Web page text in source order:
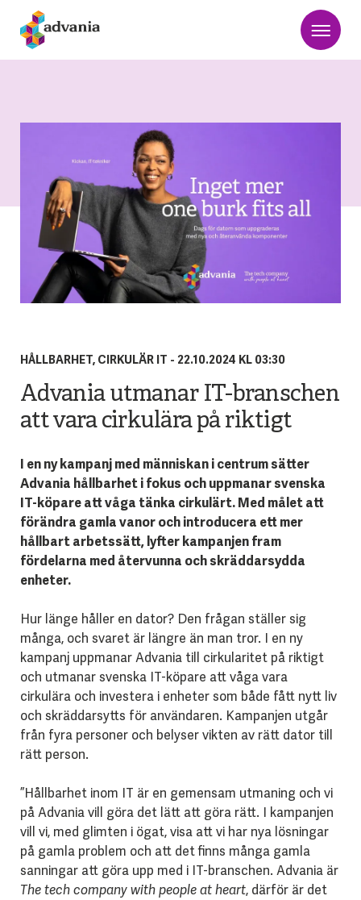
HÅLLBARHET, CIRKULÄR IT - 22.10.2024 KL 03:30
Advania utmanar IT-branschen
att vara cirkulära på riktigt
I en ny kampanj med människan i centrum sätter
Advania hållbarhet i fokus och uppmanar svenska
IT-köpare att våga tänka cirkulärt. Med målet att
förändra gamla vanor och introducera ett mer
hållbart arbetssätt, lyfter kampanjen fram
fördelarna med återvunna och skräddarsydda
enheter.
Hur länge håller en dator? Den frågan ställer sig
många, och svaret är längre än man tror. I en ny
kampanj uppmanar Advania till cirkularitet på riktigt
och utmanar svenska IT-köpare att våga vara
cirkulära och investera i enheter som både fått nytt liv
och skräddarsytts för användaren. Kampanjen utgår
från fyra personer och belyser vikten av rätt dator till
rätt person.
”Hållbarhet inom IT är en gemensam utmaning och vi
på Advania vill göra det lätt att göra rätt. I kampanjen
vill vi, med glimten i ögat, visa att vi har nya lösningar
på gamla problem och att det finns många gamla
sanningar att göra upp med i IT-branschen. Advania är
The tech company with people at heart, därför är det